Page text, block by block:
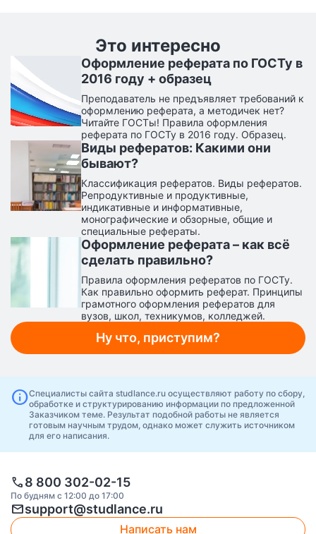
Это интересно
Оформление реферата по ГОСТу в
2016 году + образец
Преподаватель не предъявляет требований к
оформлению реферата, а методичек нет?
Читайте ГОСТы! Правила оформления
реферата по ГОСТу в 2016 году. Образец.
Виды рефератов: Какими они
бывают?
Классификация рефератов. Виды рефератов.
Репродуктивные и продуктивные,
индикативные и информативные,
монографические и обзорные, общие и
специальные рефераты.
Оформление реферата – как всё
сделать правильно?
Правила оформления рефератов по ГОСТу.
Как правильно оформить реферат. Принципы
грамотного оформления рефератов для
вузов, школ, техникумов, колледжей.
Ну что, приступим?
infoСпециалисты сайта studlance.ru осуществляют работу по сбору,
обработке и структурированию информации по предложенной
Заказчиком теме. Результат подобной работы не является
готовым научным трудом, однако может служить источником
для его написания.
call8 800 302-02-15
По будням с 12:00 до 17:00
mailsupport@studlance.ru
Написать нам